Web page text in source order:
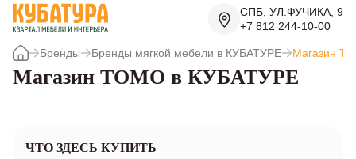
СПБ, УЛ.ФУЧИКА, 9
+7 812 244-10-00
Бренды Бренды мягкой мебели в КУБАТУРЕ Магазин
Магазин TOMO в КУБАТУРЕ
ЧТО ЗДЕСЬ КУПИТЬ